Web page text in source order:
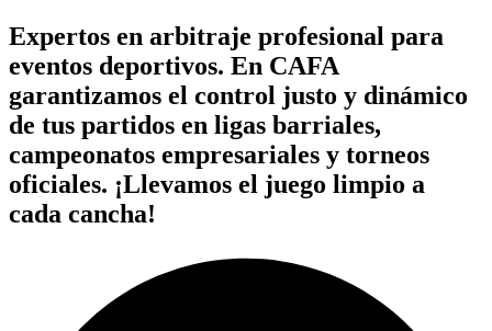
Expertos en arbitraje profesional para
eventos deportivos. En CAFA
garantizamos el control justo y dinámico
de tus partidos en ligas barriales,
campeonatos empresariales y torneos
oficiales. ¡Llevamos el juego limpio a
cada cancha!